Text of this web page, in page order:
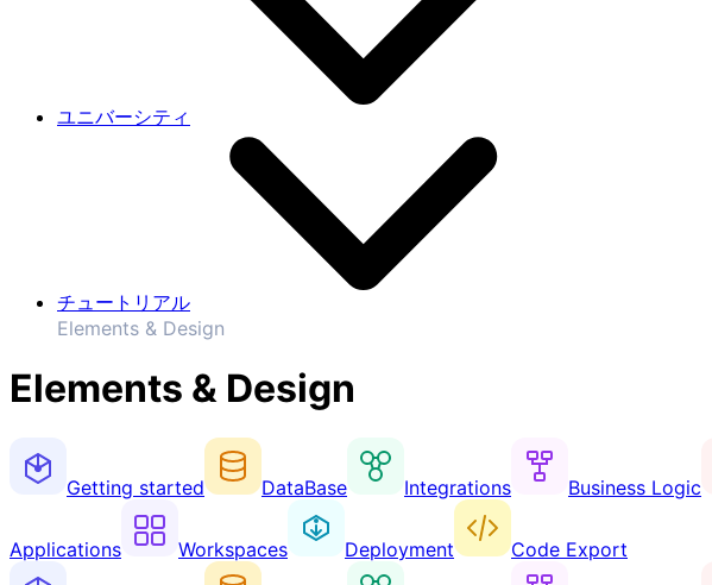
ユニバーシティ
チュートリアル
Elements & Design
Elements & Design
Getting started DataBase Integrations Business Logic
Applications Workspaces Deployment Code Export